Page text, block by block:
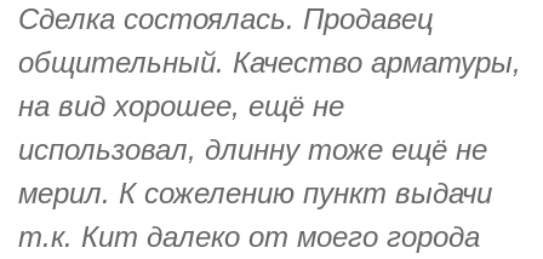
Сделка состоялась. Продавец
общительный. Качество арматуры,
на вид хорошее, ещё не
использовал, длинну тоже ещё не
мерил. К сожелению пункт выдачи
т.к. Кит далеко от моего города